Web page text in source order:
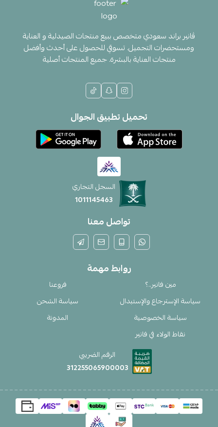
ڤانير براند سعودي متخصص ببيع منتجات الصيدلية و العناية
ومستحضرات التجميل. تسوقي للحصول على أحدث وأفضل
منتجات العناية بالبشرة. جميع المنتجات أصلية
تحميل تطبيق الجوال
السجل التجاري
1011145463
تواصل معنا
روابط مهمة
مين فانير..؟
فروعنا
سياسة الإسترجاع والإستبدال
سياسة الشحن
سياسة الخصوصية
المدونة
نقاط الولاء في فانير
الرقم الضريبي
312255065900003